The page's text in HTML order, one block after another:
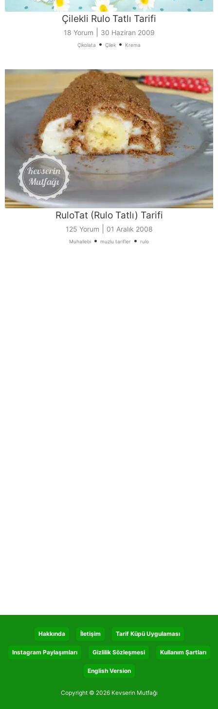
Çilekli Rulo Tatlı Tarifi
18 Yorum 30 Haziran 2009
Çikolata • Çilek • Krema
RuloTat (Rulo Tatlı) Tarifi
125 Yorum 01 Aralık 2008
Muhallebi • muzlu tarifler • rulo
Hakkında İletişim Tarif Küpü Uygulaması
Instagram Paylaşımları Gizlilik Sözleşmesi Kullanım Şartları
English Version
Copyright © 2026 Kevserin Mutfağı